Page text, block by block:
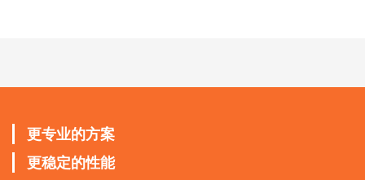
更专业的方案
更稳定的性能